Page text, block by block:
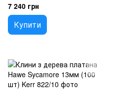
7 240 грн
Купити